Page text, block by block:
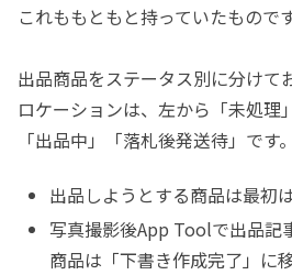
これももともと持っていたものです
出品商品をステータス別に分けて
ロケーションは、左から「未処理
「出品中」「落札後発送待」です。
出品しようとする商品は最初
写真撮影後App Toolで出品記
商品は「下書き作成完了」に